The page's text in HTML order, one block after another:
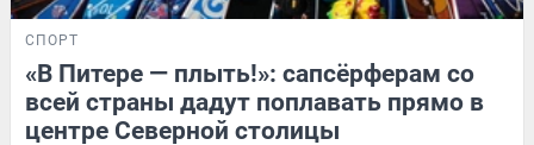
СПОРТ
«В Питере — плыть!»: сапсёрферам со
всей страны дадут поплавать прямо в
центре Северной столицы